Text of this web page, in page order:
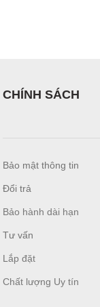
CHÍNH SÁCH
Bảo mật thông tin
Đổi trả
Bảo hành dài hạn
Tư vấn
L ắp đặt
Chất lượng Uy tín